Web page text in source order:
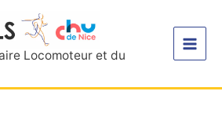
Locomoteur et du